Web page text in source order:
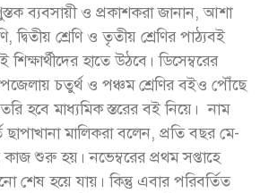
ব্যবসায়ী ও প্রকাশকরা জানান, আশা
দ্বিতীয় শ্রেণি ও তৃতীয় শ্রেণির পাঠ্যবই
শিক্ষার্থীদের হাতে উঠবে। ডিসেম্বরের
চতুর্থ ও পঞ্চম শ্রেণির বইও পৌঁছে
হবে মাধ্যমিক স্তরের বই নিয়ে। নাম
ছাপাখানা মালিকরা বলেন, প্রতি বছর মে-
শুরু হয়। নভেম্বরের প্রথম সপ্তাহে
শেষ হয়ে যায়। কিন্তু এবার পরিবর্তিত